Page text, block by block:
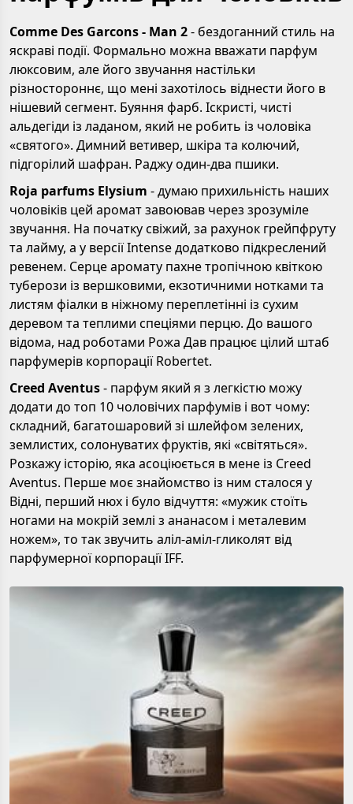
Comme Des Garcons - Man 2- бездоганний стиль на
яскраві події. Формально можна вважати парфум
люксовим, але його звучання настільки
різностороннє, що мені захотілось віднести його в
нішевий сегмент. Буяння фарб. Іскристі, чисті
альдегіди із ладаном, який не робить із чоловіка
«святого». Димний ветивер, шкіра та колючий,
підгорілий шафран. Раджу один-два пшики.
Roja parfums Elysium - думаю прихильність наших
чоловіків цей аромат завоював через зрозуміле
звучання. На початку свіжий, за рахунок грейпфруту
та лайму, а у версії Intense додатково підкреслений
ревенем. Серце аромату пахне тропічною квіткою
туберози із вершковими, екзотичними нотками та
листям фіалки в ніжному переплетінні із сухим
деревом та теплими спеціями перцю. До вашого
відома, над роботами Рожа Дав працює цілий штаб
парфумерів корпорації Robertet.
Creed Aventus- парфум який я з легкістю можу
додати до топ 10 чоловічих парфумів і вот чому:
складний, багатошаровий зі шлейфом зелених,
землистих, солонуватих фруктів, які «світяться».
Розкажу історію, яка асоціюється в мене із Creed
Aventus. Перше моє знайомство із ним сталося у
Відні, перший нюх і було відчуття: «мужик стоїть
ногами на мокрій землі з ананасом і металевим
ножем», то так звучить аліл-аміл-гликолят від
парфумерної корпорації IFF.